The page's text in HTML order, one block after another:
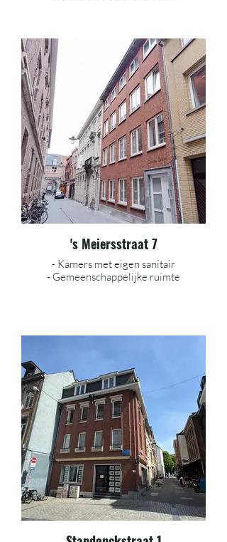
's Meiersstraat 7
- Kamers met eigen sanitair
- Gemeenschappelijke ruimte